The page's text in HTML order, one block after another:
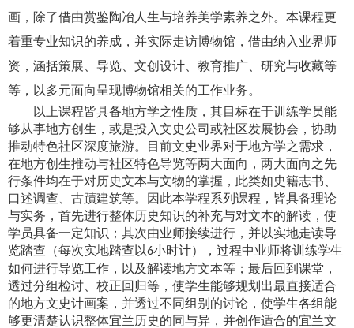
画，除了借由赏鉴陶冶人生与培养美学素养之外。本课程更
着重专业知识的养成，并实际走访博物馆，借由纳入业界师
资，涵括策展、导览、文创设计、教育推广、研究与收藏等
等，以多元面向呈现博物馆相关的工作业务。
以上课程皆具备地方学之性质，其目标在于训练学员能
够从事地方创生，或是投入文史公司或社区发展协会，协助
推动特色社区深度旅游。目前文史业界对于地方学之需求，
在地方创生推动与社区特色导览等两大面向，两大面向之先
行条件均在于对历史文本与文物的掌握，此类如史籍志书、
口述调查、古蹟建筑等。因此本学程系列课程，皆具备理论
与实务，首先进行整体历史知识的补充与对文本的解读，使
学员具备一定知识；其次由业师接续进行，并以实地走读导
览踏查（每次实地踏查以6小时计），过程中业师将训练学生
如何进行导览工作，以及解读地方文本等；最后回到课堂，
透过分组检讨、校正回归等，使学生能够规划出最直接适合
的地方文史计画案，并透过不同组别的讨论，使学生各组能
够更清楚认识整体宜兰历史的同与异，并创作适合的宜兰文